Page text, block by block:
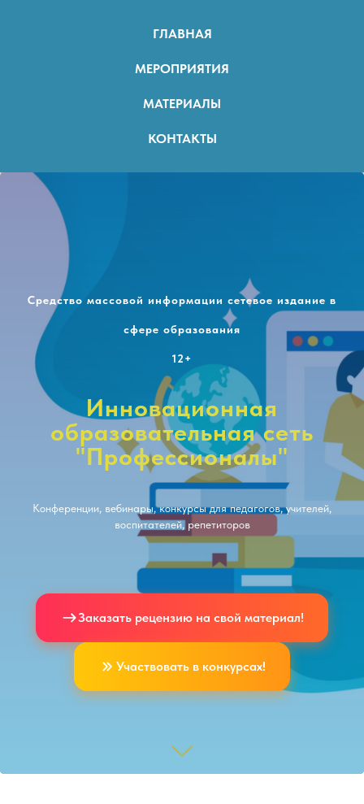
ГЛАВНАЯ
МЕРОПРИЯТИЯ
МАТЕРИАЛЫ
КОНТАКТЫ
Средство массовой информации сетевое издание в
сфере образования
12+
Инновационная
образовательная сеть
"Профессионалы"
Конференции, вебинары, конкурсы для педагогов, учителей,
воспитателей, репетиторов
Заказать рецензию на свой материал!
Участвовать в конкурсах!